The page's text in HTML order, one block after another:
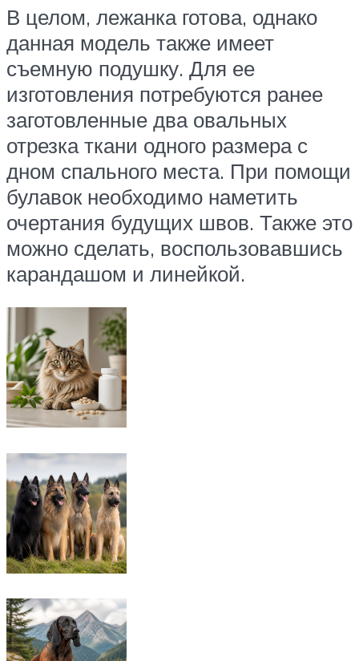
В целом, лежанка готова, однако
данная модель также имеет
съемную подушку. Для ее
изготовления потребуются ранее
заготовленные два овальных
отрезка ткани одного размера с
дном спального места. При помощи
булавок необходимо наметить
очертания будущих швов. Также это
можно сделать, воспользовавшись
карандашом и линейкой.